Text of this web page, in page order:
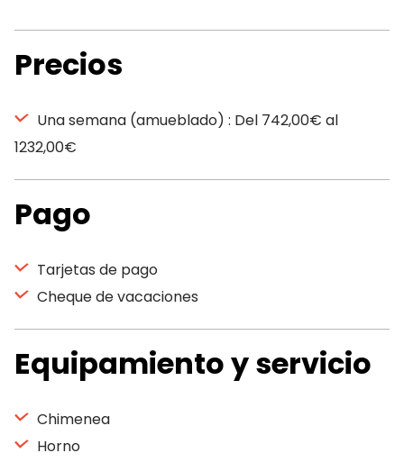
Precios
Una semana (amueblado) : Del 742,00€ al
1232,00€
Pago
Tarjetas de pago
Cheque de vacaciones
Equipamiento y servicio
Chimenea
Horno